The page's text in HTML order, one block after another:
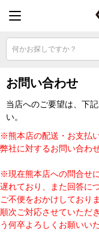
何かお探しですか？
お問い合わせ
当店へのご要望は、下
い。
※熊本店の配送・お支払
弊社に対するお問い合わ
※現在熊本店への問合せ
遅れており、また回答に
ご不便をおかけしており
順次ご対応させていただ
う何卒よろしくお願いい